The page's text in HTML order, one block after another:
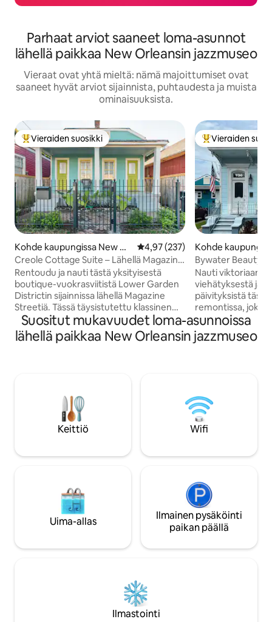
Parhaat arviot saaneet loma-asunnot
lähellä paikkaa New Orleansin jazzmuseo
Vieraat ovat yhtä mieltä: nämä majoittumiset ovat
saaneet hyvät arviot sijainnista, puhtaudesta ja muista
ominaisuuksista.
Vieraiden suosikkien parhaimmistoa
Vieraiden suosikki
Kohde kaupungissa New Orl
eans
Keskimääräinen arvio 4,97/5,
4,97 (237)
Creole Cottage Suite – Lähellä Magazine
Streetiä
Rentoudu ja nauti tästä yksityisestä
boutique-vuokrasviitistä Lower Garden
Districtin sijainnissa lähellä Magazine
Streetiä. Tässä täysistutettu klassinen
kreikkalainen mökki on tilava, ja siinä on
4,27 metrin korkuiset katot,
sydänmäntyinen lattia, erittäin mukava
pariskunnille ja yksin matkustaville New
Orleansiin, jotka haluavat kokea
kaupungin paikallisemmin ja
ylellisemmin. Varauksesi vahvistetaan
raikkaat vuodevaatteet, nopea WiFi sekä
tarvitset poikkeukselliseen
majoittumiseen. Voit käyttää koko 1
makuuhuoneen/1 kylpyhuoneen
yksikköä, etukuistia ja sisäpihaa. Olemme
sähköpostitse tai Airbnb:n
tapauksessa jätämme sinut nauttimaan
District / Magazine Street -alue on yksi
New Orleansin vanhimmista ja
Vieraiden
Vieraiden
Kohde
leans
Bywater Beauty
esitelty Hgtv:ssä
Nauti
viehätyksestä ja
päivityksistä tässä
remontissa, joka
New Orleans
sijaitsevassa
on rentouttava
älytelevisio,
marmorisaareke,
Simmons -patja,
Seasons Hotel,
tyylikäs
ilmastointi/
vuokraus on vielä
OSTR-03209.
Suositut mukavuudet loma-asunnoissa
lähellä paikkaa New Orleansin jazzmuseo
Keittiö Wifi
Uima-allas
Ilmainen pysäköinti
paikan päällä
Ilmastointi